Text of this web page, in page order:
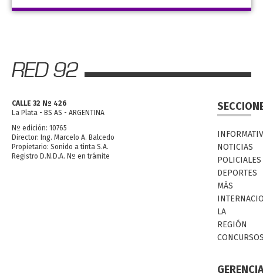
CALLE 32 Nº 426
La Plata - BS AS - ARGENTINA
Nº edición: 10765
Director: Ing. Marcelo A. Balcedo
Propietario: Sonido a tinta S.A.
Registro D.N.D.A. Nº en trámite
NOTICIAS
POLICIALES
DEPORTES
MÁS
LA
REGIÓN